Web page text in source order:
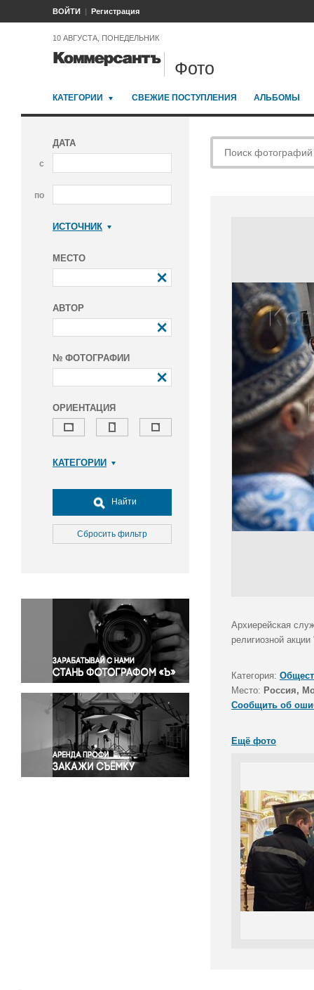
ВОЙТИ Регистрация
10 АВГУСТА, ПОНЕДЕЛЬНИК
Фото
КАТЕГОРИИ СВЕЖИЕ ПОСТУПЛЕНИЯ АЛЬБОМЫ
ДАТА
с
по
ИСТОЧНИК
МЕСТО
АВТОР
№ ФОТОГРАФИИ
ОРИЕНТАЦИЯ
КАТЕГОРИИ
Досуг, туризм и отдых
Культура
Медицина
Окружающая среда
Политика
Правосудие
Происшествия и конфликты
Религия
Светская жизнь
Спорт
Экология
Экономика и бизнес
Найти
Сбросить фильтр
Архиерейская
религиозной
Категория:
Место: Россия,
Сообщить об
Ещё фото